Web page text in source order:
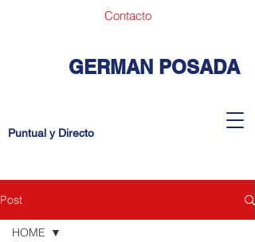
Contacto
GERMAN POSADA
Puntual y Directo
Post
HOME